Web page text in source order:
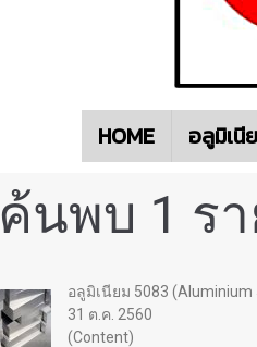
HOME อลูมิเนี
ค้นพบ 1 ร
อลูมิเนียม 5083 (Aluminium
31 ต.ค. 2560
(Content)